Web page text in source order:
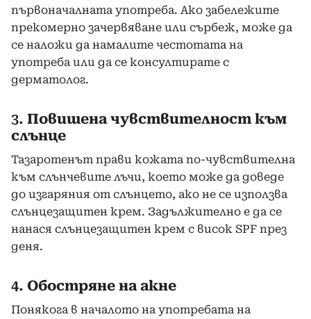
първоначалната употреба. Ако забележите
прекомерно зачервяване или сърбеж, може да
се наложи да намалите честотата на
употреба или да се консултирате с
дерматолог.
3. Повишена чувствителност към
слънце
Тазаротенът прави кожата по-чувствителна
към слънчевите лъчи, което може да доведе
до изгаряния от слънцето, ако не се използва
слънцезащитен крем. Задължително е да се
нанася слънцезащитен крем с висок SPF през
деня.
4. Обостряне на акне
Понякога в началото на употребата на